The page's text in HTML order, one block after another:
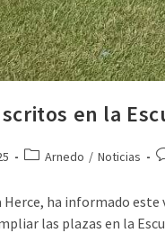
en la
Arnedo / Noticias
Herce, ha informado
las plazas en la